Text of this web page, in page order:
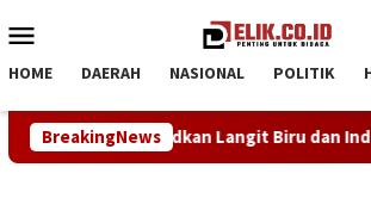
ke
Mobile
HOME DAERAH NASIONAL POLITIK
BreakingNews
Wujudkan Langit Biru dan Indonesia Asri di